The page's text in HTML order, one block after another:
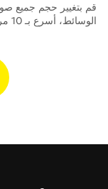
قم بتغيير حجم جميع
الوسائط، أسرع بـ 10 مرات من التغيير اليدوي.